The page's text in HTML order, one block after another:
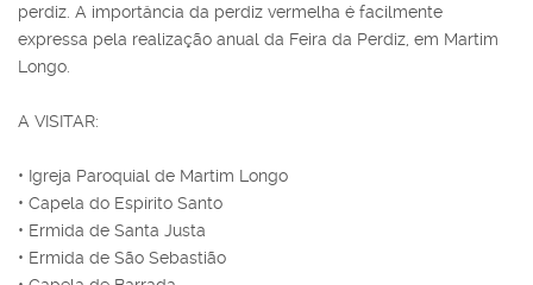
perdiz. A importância da perdiz vermelha é facilmente
expressa pela realização anual da Feira da Perdiz, em Martim
Longo.
A VISITAR:
• Igreja Paroquial de Martim Longo
• Capela do Espírito Santo
• Ermida de Santa Justa
• Ermida de São Sebastião